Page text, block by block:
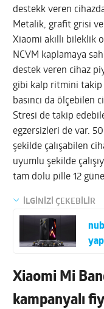
destekk veren
Metalik, grafit grisi
Xiaomi akıllı bileklik
NCVM kaplamaya
destek veren cihaz
gibi kalp ritmini takip
basıncı da ölçebilen
Stresi de takip
egzersizleri de var.
şekilde çalışabilen
uyumlu şekilde
tam dolu pille 12
İLGİNİZİ ÇEKEBİLİR
Xiaomi Mi
kampanyalı